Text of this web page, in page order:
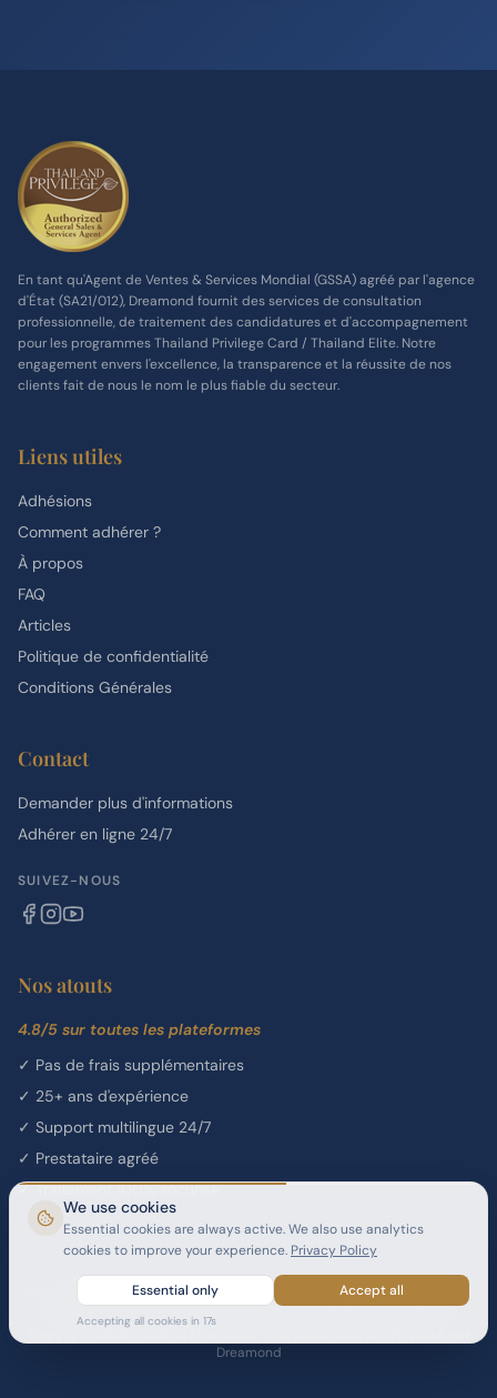
We use cookies
Essential cookies are always active. We also use analytics
cookies to improve your experience. Privacy Policy
Essential only Accept all
Accepting all cookies in 16s
En tant qu'Agent de Ventes & Services Mondial (GSSA) agréé par l'agence
d'État (SA21/012), Dreamond fournit des services de consultation
professionnelle, de traitement des candidatures et d'accompagnement
pour les programmes Thailand Privilege Card / Thailand Elite. Notre
engagement envers l'excellence, la transparence et la réussite de nos
clients fait de nous le nom le plus fiable du secteur.
Liens utiles
Adhésions
Comment adhérer ?
À propos
FAQ
Articles
Politique de confidentialité
Conditions Générales
Contact
Demander plus d'informations
Adhérer en ligne 24/7
SUIVEZ-NOUS
Nos atouts
4.8/5 sur toutes les plateformes
✓ Pas de frais supplémentaires
✓ 25+ ans d'expérience
✓ Support multilingue 24/7
✓ Prestataire agréé
✓Traitement 100% sécurisé
Agent Général de Vente et de Services (GSSA) agréé pour le programme
de visa longue durée Thailand Elite — Dreamond, Licence SA21/012.
Dreamond